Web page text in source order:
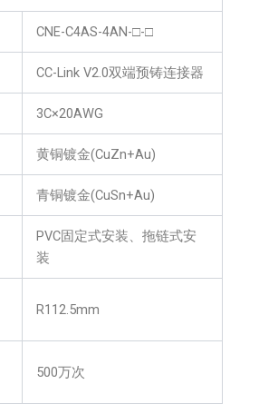
CNE-C4AS-4AN-□-□
CC-Link V2.0双端预铸连接器
3C×20AWG
黄铜镀金(CuZn+Au)
青铜镀金(CuSn+Au)
PVC固定式安装、拖链式安
装
R112.5mm
500万次